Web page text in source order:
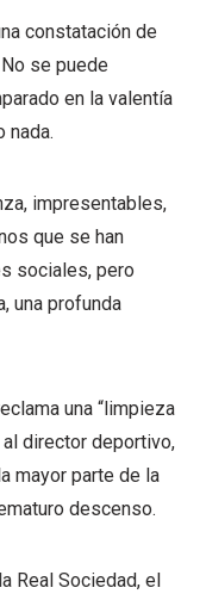
constatación de
se puede
en la valentía
nada.
impresentables,
que se han
sociales, pero
una profunda
una “limpieza
director deportivo,
mayor parte de la
descenso.
Real Sociedad, el